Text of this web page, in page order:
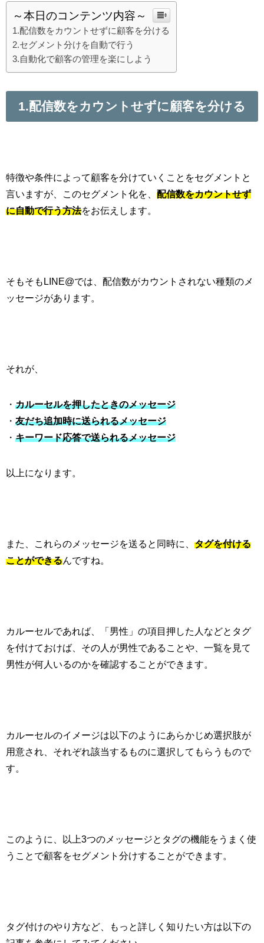
～本日のコンテンツ内容～
1.配信数をカウントせずに顧客を分ける
2.セグメント分けを自動で行う
3.自動化で顧客の管理を楽にしよう
1.配信数をカウントせずに顧客を分ける
特徴や条件によって顧客を分けていくことをセグメントと
言いますが、このセグメント化を、 配信数をカウントせず
に自動で行う方法をお伝えします。
そもそも LINE@では、配信数がカウントされない種類のメ
ッセージがあります。
それが、
・ カルーセルを押したときのメッセージ
・ 友だち追加時に送られるメッセージ
・ キーワード応答で送られるメッセージ
以上になります。
また、これらのメッセージを送ると同時に、 タグを付ける
ことができるんですね。
カルーセルであれば、「男性」の項目押した人などとタグ
を付けておけば、その人が男性であることや、一覧を見て
男性が何人いるのかを確認することができます。
カルーセルのイメージは以下のようにあらかじめ選択肢が
用意され、それぞれ該当するものに選択してもらうもので
す。
このように、以上3つのメッセージとタグの機能をうまく使
うことで顧客をセグメント分けすることができます。
タグ付けのやり方など、もっと詳しく知りたい方は以下の